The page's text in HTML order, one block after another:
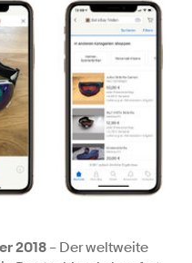
2018 – Der weltweite